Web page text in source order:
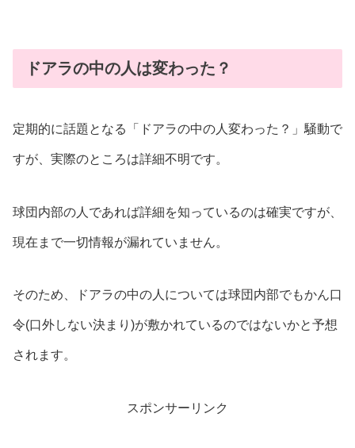
ドアラの中の人は変わった？
定期的に話題となる「ドアラの中の人変わった？」騒動で
すが、実際のところは詳細不明です。
球団内部の人であれば詳細を知っているのは確実ですが、
現在まで一切情報が漏れていません。
そのため、ドアラの中の人については球団内部でもかん口
令(口外しない決まり)が敷かれているのではないかと予想
されます。
スポンサーリンク